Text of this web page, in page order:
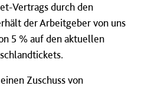
Vertrags durch den
der Arbeitgeber von uns
5 % auf den aktuellen
Zuschuss von